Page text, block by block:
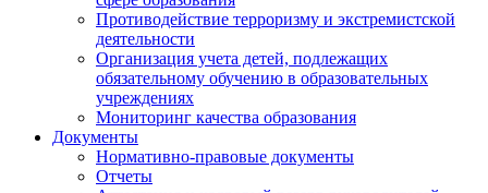
Противодействие терроризму и экстремистской
деятельности
Организация учета детей, подлежащих
обязательному обучению в образовательных
учреждениях
Мониторинг качества образования
Документы
Нормативно-правовые документы
Отчеты